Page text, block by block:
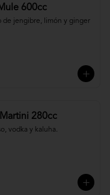
600cc
de jengibre, limón y ginger
280cc
vodka y kaluha.